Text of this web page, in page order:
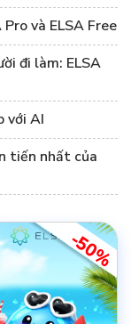
và ELSA Free
đi làm: ELSA
với AI
tiến nhất của
-50%